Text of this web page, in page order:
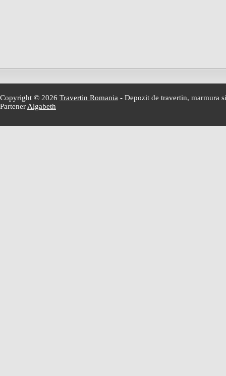
Copyright © 2026 Travertin Romania - Depozit de travertin, marmura
Partener Algabeth